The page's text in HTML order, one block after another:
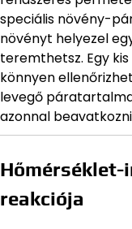
speciális növény-
növényt helyezel
teremthetsz. Egy
könnyen
levegő
azonnal
Hőmérséklet-
reakciója